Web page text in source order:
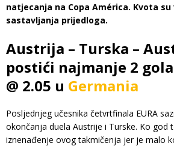
natjecanja na Copa América. Kvota
sastavljanja prijedloga.
Austrija – Turska –
postići najmanje 2
@ 2.05 u Germania
Posljednjeg učesnika četvrtfinala EURA
okončanja duela Austrije i Turske. Ko god
iznenađenje ovog takmičenja jer je malo